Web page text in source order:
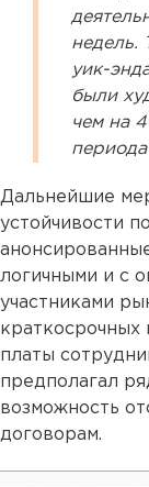
недель.
уик-
были
чем на
периода
Дальнейшие
устойчивости
логичными и с
участниками
краткосрочных
платы
предполагал
возможность
договорам.